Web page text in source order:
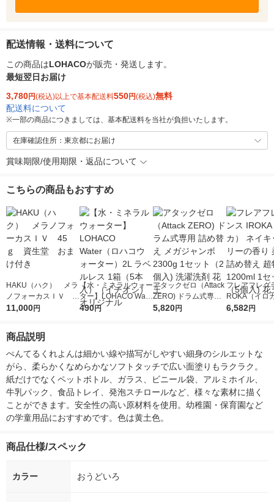
配送情報・送料について
この商品はLOHACOが販売・発送します。
最短翌日お届け
3,780円(税込)以上で基本配送料550円(税込)無料
配送料について
※一部の商品につきましては、基本配送料を当社が負担いたします。
在庫確認住所：東京都にお届け
賞味期限/使用期限・返品について
こちらの商品もおすすめ
HAKU（ハク） メラ
ノフォーカスＩＶ 4
5ｇ 資生堂 おまけ
11,000円
【水・ミネラルウォー
ター】LOHACO Wate
r（ロハコウォータ
490円
アタックゼロ（Attack
ZERO) ドラム式専用
詰め替え メガジャン
5,820円
フレアフレグ
ROKA（イロ
イキッドリリ
6,582円
商品説明
ぺんてるくれよんは細かい線や描写がしやすい細身のシルエットな
がら、柔らかくなめらかなソフトタッチで広い面塗りもラクラク。
紙だけでなくペットボトル、ガラス、ビニール袋、アルミホイル、
牛乳パック、食品トレイ、発泡スチロールなど、様々な素材に描く
ことができます。安全性の高い原材料を使用。幼稚園・保育園など
の学童用品におすすめです。色は黄土色。
商品仕様/スペック
カラー おうどいろ